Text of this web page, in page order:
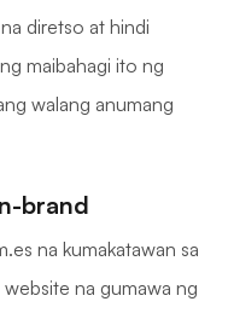
diretso at hindi
maibahagi ito ng
walang anumang
brand
na kumakatawan sa
na gumawa ng